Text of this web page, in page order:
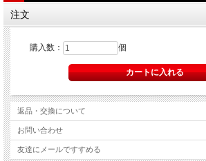
注文
購入数： 個
返品・交換について
お問い合わせ
友達にメールですすめる